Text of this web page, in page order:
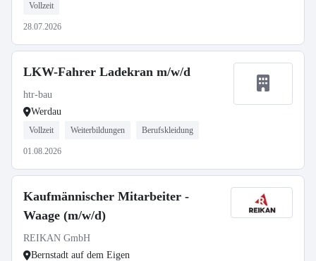
Vollzeit
28.07.2026
LKW-Fahrer Ladekran m/w/d
htr-bau
Werdau
Vollzeit Weiterbildungen Berufskleidung
01.08.2026
Kaufmännischer Mitarbeiter -
Waage (m/w/d)
REIKAN GmbH
Bernstadt auf dem Eigen